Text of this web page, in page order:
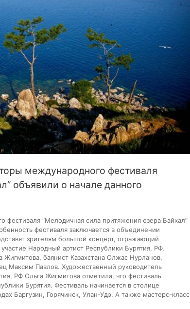
международного фестиваля
объявили о начале данного
фестиваля “Мелодичная сила притяжения озера Байкал”
фестиваля заключается в объединении
зрителям большой концерт, отражающий
Народный артист Республики Бурятия, РФ,
Жигмитова, баянист Казахстана Олжас Нурланов,
Максим Павлов. Художественный руководитель
РФ Ольга Жигмитова отметила, что фестиваль
Бурятия. Фестиваль начинается в столице
Баргузин, Горячинск, Улан-Удэ. А также мастерс-класс